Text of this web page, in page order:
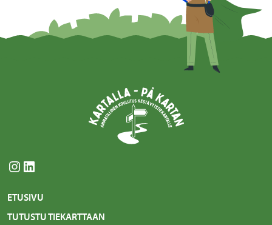
Instagram LinkedIn
ETUSIVU
TUTUSTU TIEKARTTAAN